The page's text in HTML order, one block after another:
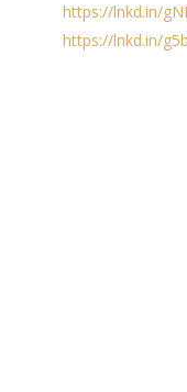
https://lnkd.in/
https://lnkd.in/